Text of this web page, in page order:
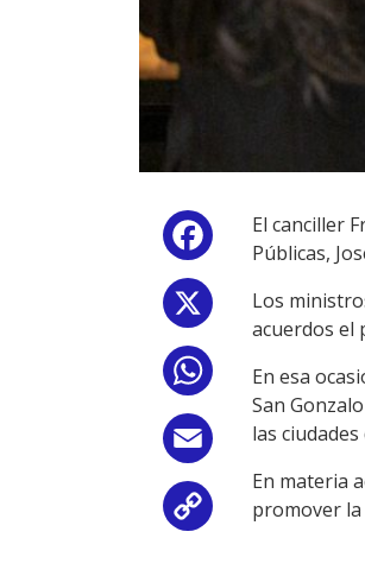
Facebook
WhatsApp
Email
Copy
El canciller
Públicas,
Los
acuerdos el
En esa
San
las
En materia
promover